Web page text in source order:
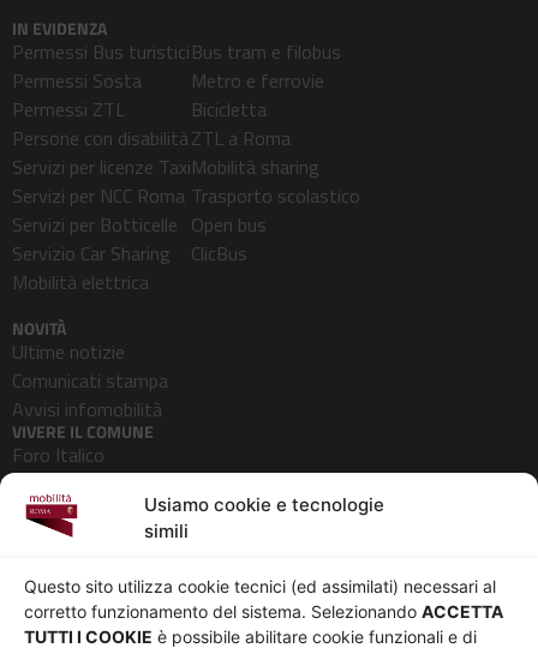
Usiamo cookie e tecnologie
simili
Questo sito utilizza cookie tecnici (ed assimilati) necessari al
corretto funzionamento del sistema. Selezionando ACCETTA
TUTTI I COOKIE è possibile abilitare cookie funzionali e di
IN EVIDENZA
Permessi Bus turistici
Permessi Sosta
Permessi ZTL
Persone con disabilità
Servizi per licenze Taxi
Servizi per NCC Roma
Servizi per Botticelle
Servizio Car Sharing
Mobilità elettrica
Bus tram e filobus
Metro e ferrovie
Bicicletta
ZTL a Roma
Mobilità sharing
Trasporto scolastico
Open bus
ClicBus
NOVITÀ
Ultime notizie
Comunicati stampa
Avvisi infomobilità
VIVERE IL COMUNE
Foro Italico
Pedonalizzazioni
Aeroporti
Chi siamo
Governance
Whistleblowing
Privacy
Parità di genere
Amministrazione